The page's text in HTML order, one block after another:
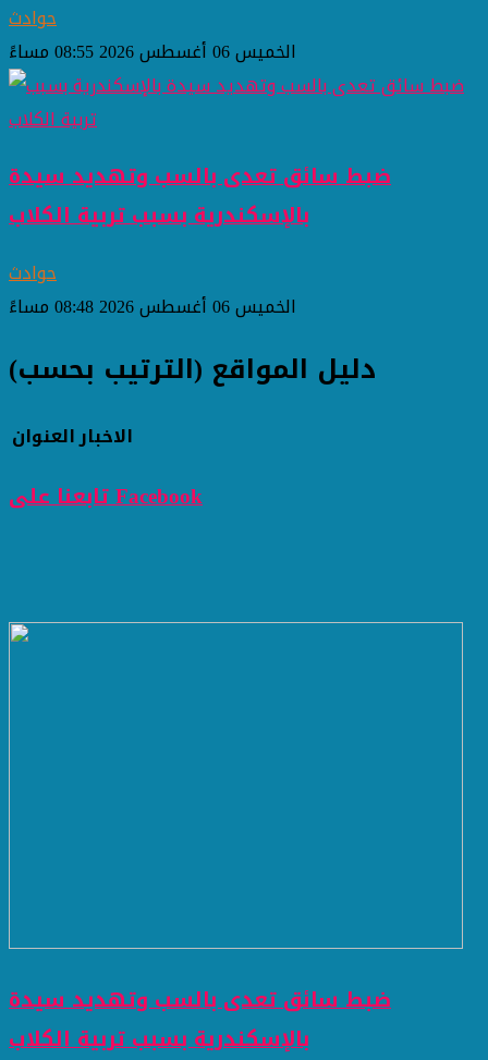
حوادث
الخميس 06 أغسطس 2026 08:55 مساءً
ضبط سائق تعدى بالسب وتهديد سيدة
بالإسكندرية بسبب تربية الكلاب
حوادث
الخميس 06 أغسطس 2026 08:48 مساءً
دليل المواقع (الترتيب بحسب)
العنوانالاخبار
تابعنا على Facebook
ضبط سائق تعدى بالسب وتهديد سيدة
بالإسكندرية بسبب تربية الكلاب